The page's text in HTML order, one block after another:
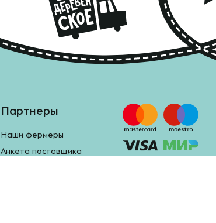
Партнеры
Наши фермеры
Анкета поставщика